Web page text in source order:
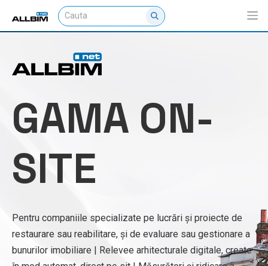
GAMA ON-
SITE
Pentru companiile specializate pe lucrări și proiecte de
restaurare sau reabilitare, și de evaluare sau gestionare a
bunurilor imobiliare | Relevee arhitecturale digitale, create